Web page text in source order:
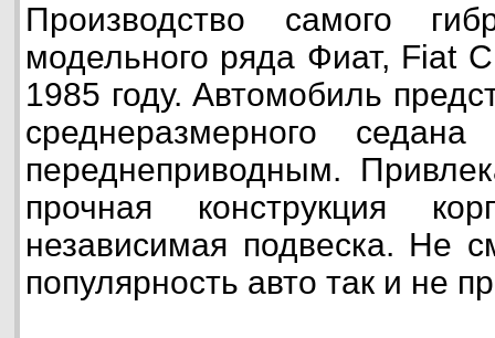
Производство самого
модельного ряда Фиат, Fiat
1985 году. Автомобиль
среднеразмерного
переднеприводным.
прочная конструкция
независимая подвеска. Не
популярность авто так и не